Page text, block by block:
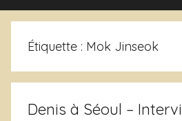
Go
de
Grenoble
Étiquette : Mok Jinseok
Denis à Séoul –